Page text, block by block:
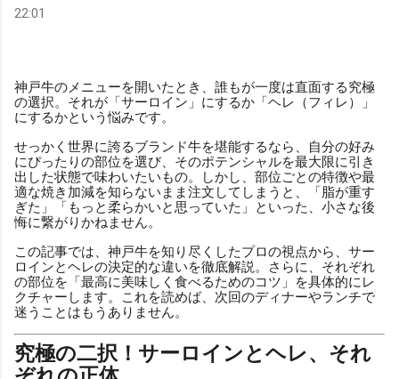
22:01
神戸牛のメニューを開いたとき、誰もが一度は直面する究極
の選択。それが「サーロイン」にするか「ヘレ（フィレ）」
にするかという悩みです。
せっかく世界に誇るブランド牛を堪能するなら、自分の好み
にぴったりの部位を選び、そのポテンシャルを最大限に引き
出した状態で味わいたいもの。しかし、部位ごとの特徴や最
適な焼き加減を知らないまま注文してしまうと、「脂が重す
ぎた」「もっと柔らかいと思っていた」といった、小さな後
悔に繋がりかねません。
この記事では、神戸牛を知り尽くしたプロの視点から、サー
ロインとヘレの決定的な違いを徹底解説。さらに、それぞれ
の部位を「最高に美味しく食べるためのコツ」を具体的にレ
クチャーします。これを読めば、次回のディナーやランチで
迷うことはもうありません。
究極の二択！サーロインとヘレ、それ